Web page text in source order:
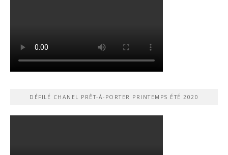
DÉFILÉ CHANEL PRÊT-À-PORTER PRINTEMPS ÉTÉ 2020